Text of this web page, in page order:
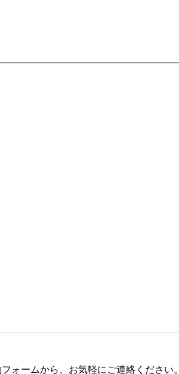
ォームから、お気軽にご連絡ください。